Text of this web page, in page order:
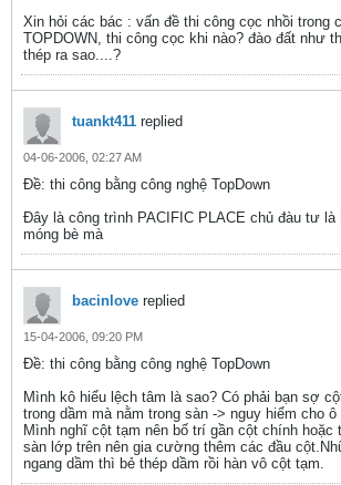
Xin hỏi các bác : vấn đề thi công cọc nhồi trong
TOPDOWN, thi công cọc khi nào? đào đất như
thép ra sao....?
tuankt411 replied
04-06-2006, 02:27 AM
Ðề: thi công bằng công nghệ TopDown
Đây là công trình PACIFIC PLACE chủ đàu tư là
móng bè mà
bacinlove replied
15-04-2006, 09:20 PM
Ðề: thi công bằng công nghệ TopDown
Mình kô hiểu lệch tâm là sao? Có phải bạn sợ
trong dầm mà nằm trong sàn -> nguy hiểm cho ô
Mình nghĩ cột tạm nên bố trí gần cột chính hoặc
sàn lớp trên nên gia cường thêm các đầu
ngang dầm thì bẻ thép dầm rồi hàn vô cột tạm.